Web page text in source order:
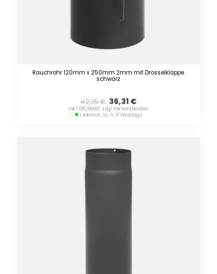
Rauchrohr 120mm x 250mm 2mm mit Drosselklappe
schwarz
42,35€ 36,31 €
inkl. 19% MwSt. zzgl. Versandkosten
Lieferfrist: ca. 5-8 Werktage.